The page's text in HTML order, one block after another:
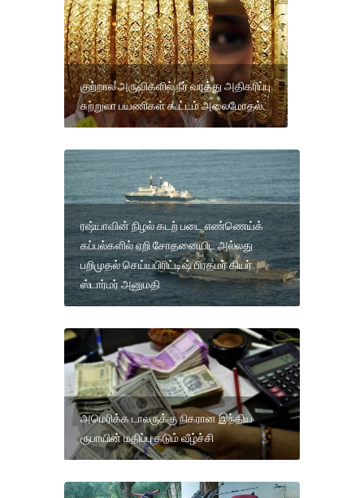
குற்றால அருவிகளில் நீர் வரத்து அதிகரிப்பு
சுற்றுலா பயணிகள் கூட்டம் அலைமோதல்.
ரஷ்யாவின் நிழல் கடற் படை எண்ணெய்க்
கப்பல்களில் ஏறி சோதனையிட அல்லது
பறிமுதல் செய்யபிரிட்டிஷ் பிரதமர் கியர்
ஸ்டார்மர் அனுமதி
அமெரிக்க டாலருக்கு நிகரான இந்திய
ரூபாயின் மதிப்பு கடும் வீழ்ச்சி